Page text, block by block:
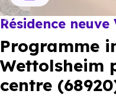
Ressources
Financer
Résidence
Programme
Wettolsheim
centre